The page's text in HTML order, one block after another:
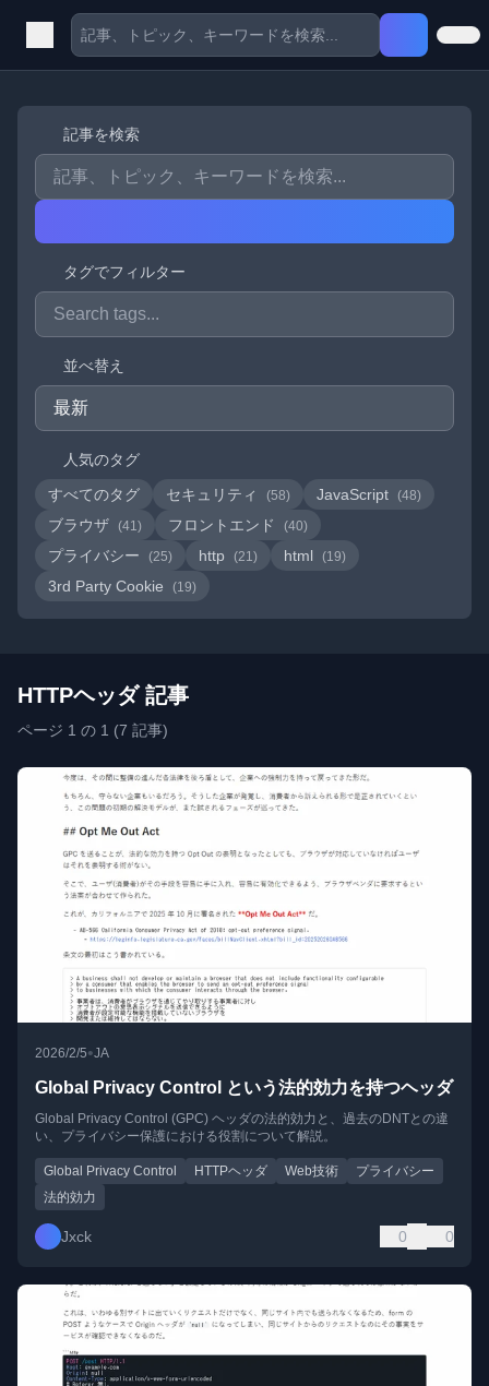
記事を検索
タグでフィルター
並べ替え
人気のタグ
すべてのタグ
セキュリティ (58) JavaScript (48)
ブラウザ (41) フロントエンド (40)
プライバシー (25) http (21) html (19)
3rd Party Cookie (19)
HTTPヘッダ 記事
ページ 1 の 1 (7 記事)
2026/2/5•JA
Global Privacy Control という法的効力を持つヘッダ
Global Privacy Control (GPC) ヘッダの法的効力と、過去のDNTとの違
い、プライバシー保護における役割について解説。
Global Privacy Control HTTPヘッダ Web技術
プライバシー
法的効力
Jxck 0 0